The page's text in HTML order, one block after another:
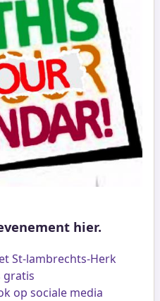
hier.
St-lambrechts-Herk
gratis
op sociale media